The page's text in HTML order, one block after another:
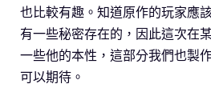
也比較有趣。知道原作的玩家應
有一些秘密存在的，因此這次在
一些他的本性，這部分我們也製
可以期待。